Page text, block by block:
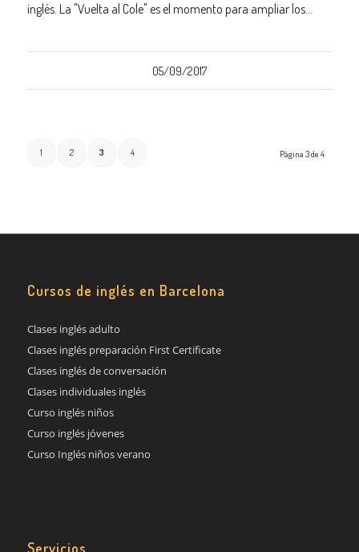
inglés. La "Vuelta al Cole" es el momento para ampliar los…
05/09/2017
Página 3 de 4
1 2 3 4
Cursos de inglés en Barcelona
Clases inglés adulto
Clases inglés preparación First Certificate
Clases inglés de conversación
Clases individuales inglés
Curso inglés niños
Curso inglés jóvenes
Curso Inglés niños verano
Servicios